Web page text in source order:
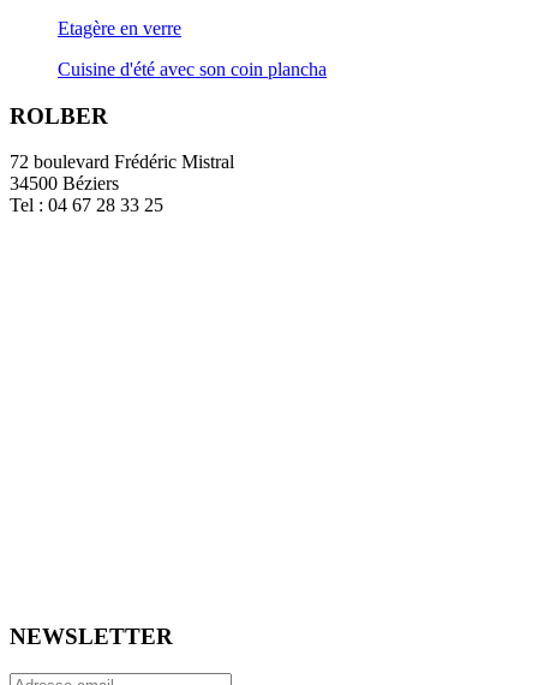
Etagère en verre
Cuisine d'été avec son coin plancha
ROLBER
72 boulevard Frédéric Mistral
34500 Béziers
Tel : 04 67 28 33 25
NEWSLETTER